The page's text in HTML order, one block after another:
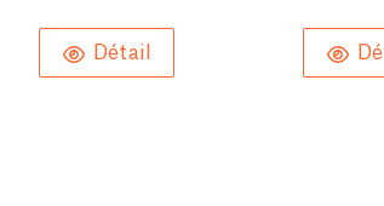
Détail